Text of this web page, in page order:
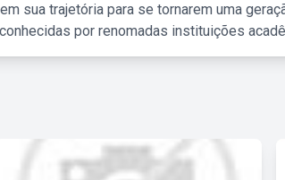
sua trajetória para se tornarem uma
por renomadas instituições